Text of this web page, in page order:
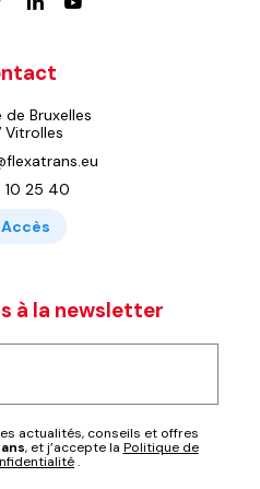
de Bruxelles
Vitrolles
10 25 40
Accès
à la newsletter
actualités, conseils et offres
, et j’accepte la Politique de
.